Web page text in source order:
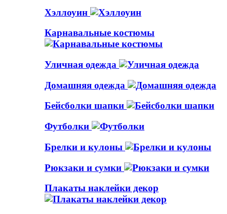
Хэллоуин
Карнавальные костюмы
Уличная одежда
Домашняя одежда
Бейсболки шапки
Футболки
Брелки и кулоны
Рюкзаки и сумки
Плакаты наклейки декор